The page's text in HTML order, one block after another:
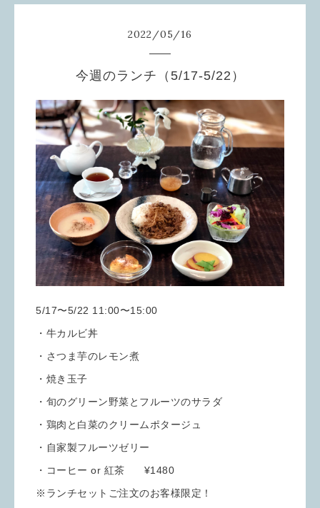
2022/05/16
今週のランチ（5/17-5/22）
5/17〜5/22 11:00〜15:00
・牛カルビ丼
・さつま芋のレモン煮
・焼き玉子
・旬のグリーン野菜とフルーツのサラダ
・鶏肉と白菜のクリームポタージュ
・自家製フルーツゼリー
・コーヒー or 紅茶 ¥1480
※ランチセットご注文のお客様限定！